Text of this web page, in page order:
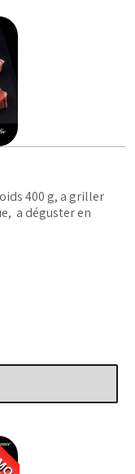
400 g, a griller
a déguster en